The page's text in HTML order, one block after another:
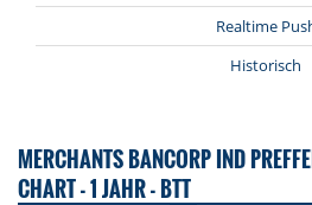
Realtime
Historisch
MERCHANTS BANCORP IND
CHART - 1 JAHR - BTT